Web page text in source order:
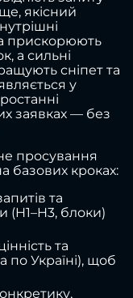
якісний
прискорюють
а сильні
сніпет та
у
заявках — без
просування
базових кроках:
та
(H1–H3, блоки)
та
по Україні), щоб